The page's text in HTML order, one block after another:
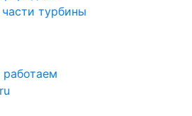
турбины